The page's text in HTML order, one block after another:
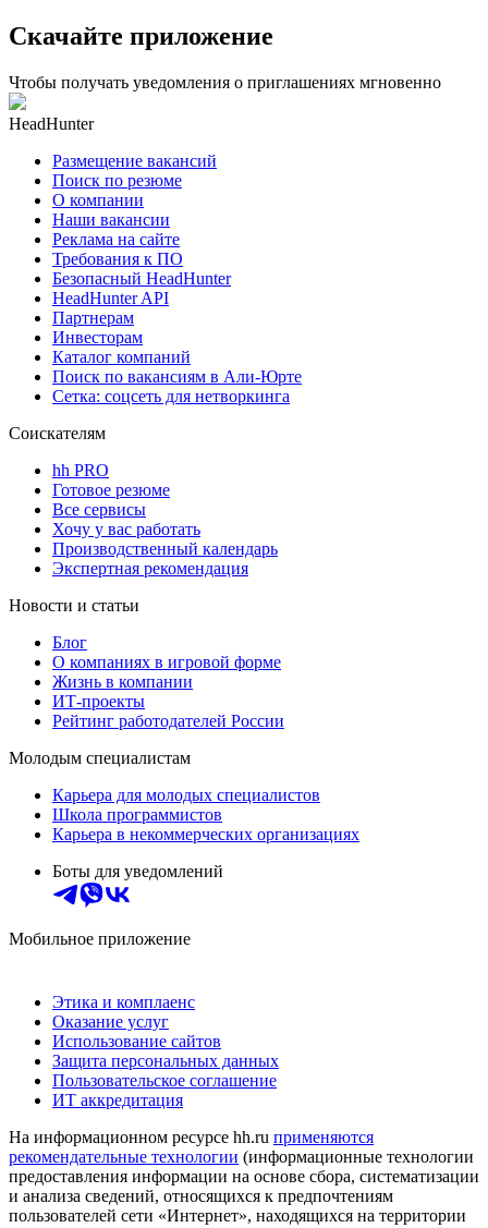
Скачайте приложение
Чтобы получать уведомления о приглашениях мгновенно
HeadHunter
Размещение вакансий
Поиск по резюме
О компании
Наши вакансии
Реклама на сайте
Требования к ПО
Безопасный HeadHunter
HeadHunter API
Партнерам
Инвесторам
Каталог компаний
Поиск по вакансиям в Али-Юрте
Сетка: соцсеть для нетворкинга
Соискателям
hh PRO
Готовое резюме
Все сервисы
Хочу у вас работать
Производственный календарь
Экспертная рекомендация
Новости и статьи
Блог
О компаниях в игровой форме
Жизнь в компании
ИТ-проекты
Рейтинг работодателей России
Молодым специалистам
Карьера для молодых специалистов
Школа программистов
Карьера в некоммерческих организациях
Боты для уведомлений
Мобильное приложение
Этика и комплаенс
Оказание услуг
Использование сайтов
Защита персональных данных
Пользовательское соглашение
ИТ аккредитация
На информационном ресурсе hh.ru применяются
рекомендательные технологии (информационные технологии
предоставления информации на основе сбора, систематизации
и анализа сведений, относящихся к предпочтениям
пользователей сети «Интернет», находящихся на территории